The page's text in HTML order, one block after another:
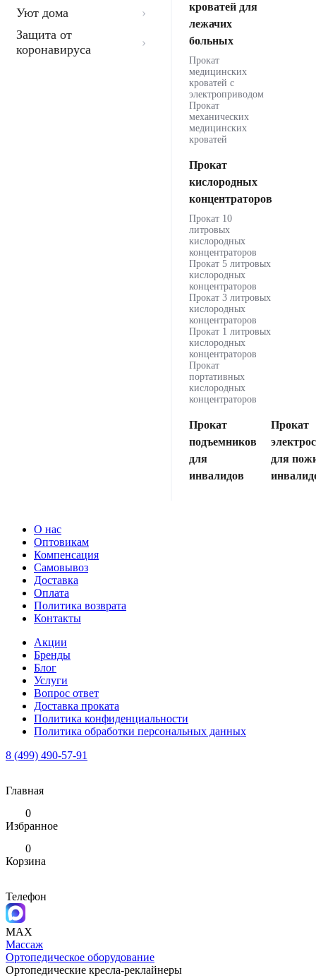
Уют дома
Защита от
коронавируса
кроватей для
лежачих
больных
Прокат
медицинских
кроватей с
электроприводом
Прокат
механических
медицинских
кроватей
Прокат
кислородных
концентраторов
Прокат 10
литровых
кислородных
концентраторов
Прокат 5 литровых
кислородных
концентраторов
Прокат 3 литровых
кислородных
концентраторов
Прокат 1 литровых
кислородных
концентраторов
Прокат
портативных
кислородных
концентраторов
Прокат
подъемников
для
инвалидов
Прокат
для
О нас
Оптовикам
Компенсация
Самовывоз
Доставка
Оплата
Политика возврата
Контакты
Акции
Бренды
Блог
Услуги
Вопрос ответ
Доставка проката
Политика конфиденциальности
Политика обработки персональных данных
8 (499) 490-57-91
Главная
0
Избранное
0
Корзина
Телефон
MAX
Массаж
Ортопедическое оборудование
Ортопедические кресла-реклайнеры